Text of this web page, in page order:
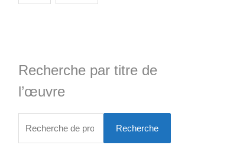
Recherche par titre de
l’œuvre
Recherche